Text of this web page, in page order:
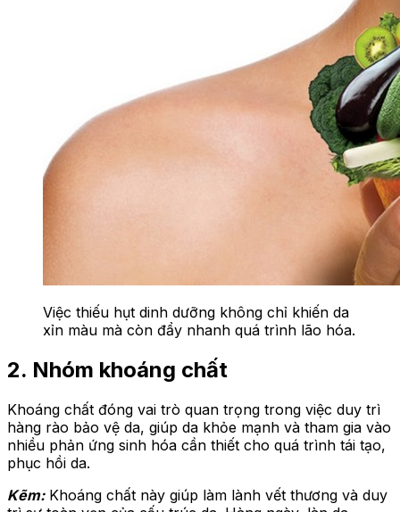
Việc thiếu hụt dinh dưỡng không chỉ khiến da
xỉn màu mà còn đẩy nhanh quá trình lão hóa.
2. Nhóm khoáng chất
Khoáng chất đóng vai trò quan trọng trong việc duy trì
hàng rào bảo vệ da, giúp da khỏe mạnh và tham gia vào
nhiều phản ứng sinh hóa cần thiết cho quá trình tái tạo,
phục hồi da.
Kẽm:Khoáng chất này giúp làm lành vết thương và duy